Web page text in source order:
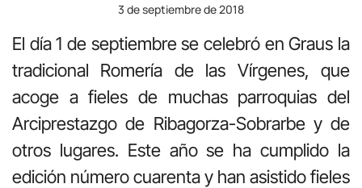
3 de septiembre de 2018
El día 1 de septiembre se celebró en Graus la
tradicional Romería de las Vírgenes, que
acoge a fieles de muchas parroquias del
Arciprestazgo de Ribagorza-Sobrarbe y de
otros lugares. Este año se ha cumplido la
edición número cuarenta y han asistido fieles